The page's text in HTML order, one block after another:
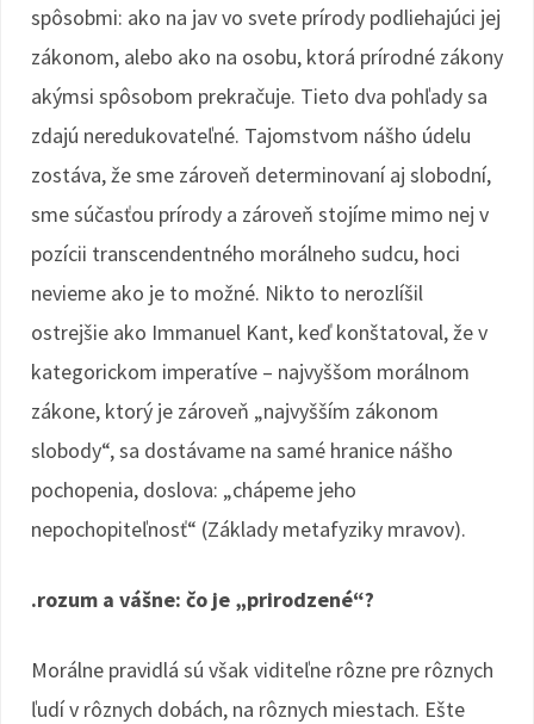
spôsobmi: ako na jav vo svete prírody podliehajúci jej
zákonom, alebo ako na osobu, ktorá prírodné zákony
akýmsi spôsobom prekračuje. Tieto dva pohľady sa
zdajú neredukovateľné. Tajomstvom nášho údelu
zostáva, že sme zároveň determinovaní aj slobodní,
sme súčasťou prírody a zároveň stojíme mimo nej v
pozícii transcendentného morálneho sudcu, hoci
nevieme ako je to možné. Nikto to nerozlíšil
ostrejšie ako Immanuel Kant, keď konštatoval, že v
kategorickom imperatíve – najvyššom morálnom
zákone, ktorý je zároveň „najvyšším zákonom
slobody“, sa dostávame na samé hranice nášho
pochopenia, doslova: „chápeme jeho
nepochopiteľnosť“ (Základy metafyziky mravov).
.rozum a vášne: čo je „prirodzené“?
Morálne pravidlá sú však viditeľne rôzne pre rôznych
ľudí v rôznych dobách, na rôznych miestach. Ešte